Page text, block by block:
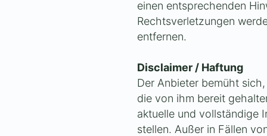
einen entsprechenden
Rechtsverletzungen
entfernen.
Disclaimer / Haftung
Der Anbieter bemüht
die von ihm bereit
aktuelle und vollständige
stellen. Außer in Fällen